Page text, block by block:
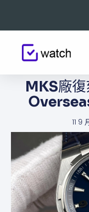
MKS廠
11 9